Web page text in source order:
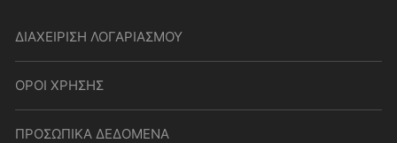
ΔΙΑΧΕΙΡΙΣΗ ΛΟΓΑΡΙΑΣΜΟΥ
ΟΡΟΙ ΧΡΗΣΗΣ
ΠΡΟΣΩΠΙΚΑ ΔΕΔΟΜΕΝΑ